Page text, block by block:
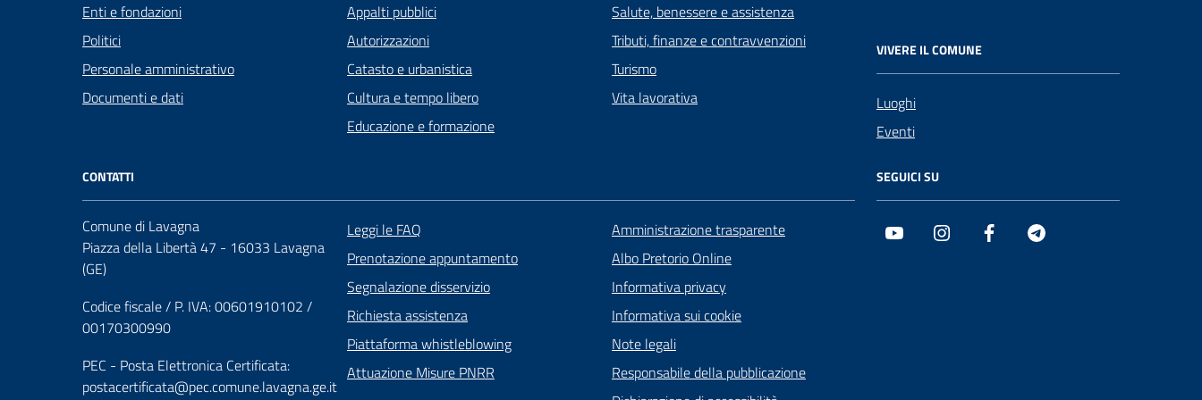
Enti e fondazioni
Politici
Personale amministrativo
Documenti e dati
Appalti pubblici
Autorizzazioni
Catasto e urbanistica
Cultura e tempo libero
Educazione e formazione
Salute, benessere e assistenza
Tributi, finanze e contravvenzioni
Turismo
Vita lavorativa
VIVERE IL COMUNE
Luoghi
Eventi
CONTATTI
Comune di Lavagna
Piazza della Libertà 47 - 16033 Lavagna
(GE)
Codice fiscale / P. IVA: 00601910102 /
00170300990
PEC - Posta Elettronica Certificata:
postacertificata@pec.comune.lavagna.ge.it
Leggi le FAQ
Prenotazione appuntamento
Segnalazione disservizio
Richiesta assistenza
Piattaforma whistleblowing
Attuazione Misure PNRR
Amministrazione trasparente
Albo Pretorio Online
Informativa privacy
Informativa sui cookie
Note legali
Responsabile della pubblicazione
SEGUICI SU
Youtube Instagram Facebook